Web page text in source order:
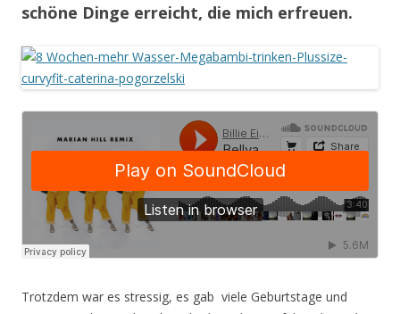
schöne Dinge erreicht, die mich erfreuen.
Trotzdem war es stressig, es gab viele Geburtstage und